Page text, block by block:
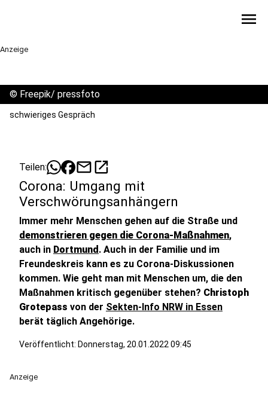
menu
Anzeige
© Freepik/ pressfoto
schwieriges Gespräch
Teilen: mailopen_in_new
Corona: Umgang mit
Verschwörungsanhängern
Immer mehr Menschen gehen auf die Straße und
demonstrieren gegen die Corona-Maßnahmen,
auch in Dortmund . Auch in der Familie und im
Freundeskreis kann es zu Corona-Diskussionen
kommen. Wie geht man mit Menschen um, die den
Maßnahmen kritisch gegenüber stehen? Christoph
Grotepass von der Sekten-Info NRW in Essen
berät täglich Angehörige.
Veröffentlicht: Donnerstag, 20.01.2022 09:45
Anzeige